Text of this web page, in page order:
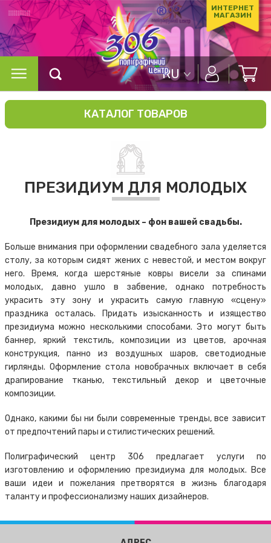
ИНТЕРНЕТ
МАГАЗИН
RU
КАТАЛОГ ТОВАРОВ
ПРЕЗИДИУМ ДЛЯ МОЛОДЫХ
Президиум для молодых – фон вашей свадьбы.
Больше внимания при оформлении свадебного зала уделяется
столу, за которым сидят жених с невестой, и местом вокруг
него. Время, когда шерстяные ковры висели за спинами
молодых, давно ушло в забвение, однако потребность
украсить эту зону и украсить самую главную «сцену»
праздника осталась. Придать изысканность и изящество
президиума можно несколькими способами. Это могут быть
баннер, яркий текстиль, композиции из цветов, арочная
конструкция, панно из воздушных шаров, светодиодные
гирлянды. Оформление стола новобрачных включает в себя
драпирование тканью, текстильный декор и цветочные
композиции.
Однако, какими бы ни были современные тренды, все зависит
от предпочтений пары и стилистических решений.
Полиграфический центр 306 предлагает услуги по
изготовлению и оформлению президиума для молодых. Все
ваши идеи и пожелания претворятся в жизнь благодаря
таланту и профессионализму наших дизайнеров.